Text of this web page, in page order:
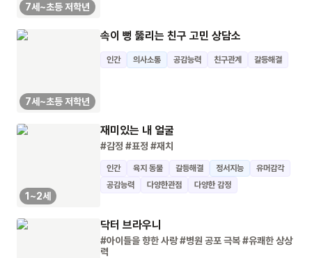
7세~초등 저학년
7세~초등 저학년
속이 뻥 뚫리는 친구 고민 상담소
인간 의사소통 공감능력 친구관계 갈등해결
1~2세
재미있는 내 얼굴
#감정 #표정 #재치
인간 육지 동물 갈등해결 정서지능
유머감각
공감능력
다양한관점 다양한 감정
닥터 브라우니
#아이들을 향한 사랑#병원 공포 극복#유쾌한 상상
력